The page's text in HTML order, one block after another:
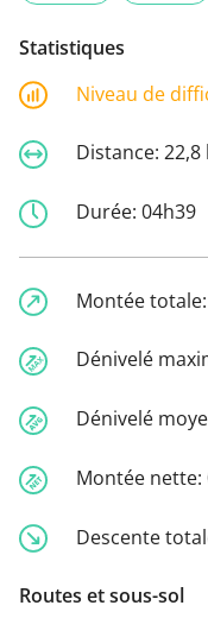
Statistiques
Niveau de
Distance: 22,8
Durée: 04h39
Montée totale:
Dénivelé
Dénivelé
Montée nette:
Descente
Routes et sous-sol